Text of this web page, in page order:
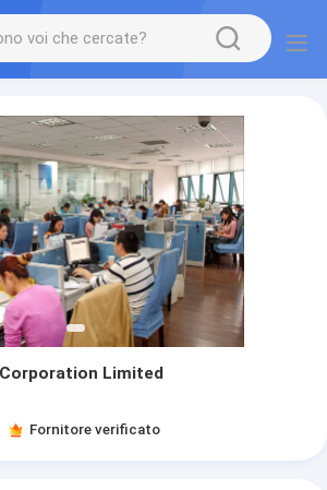
Limited
Fornitore verificato